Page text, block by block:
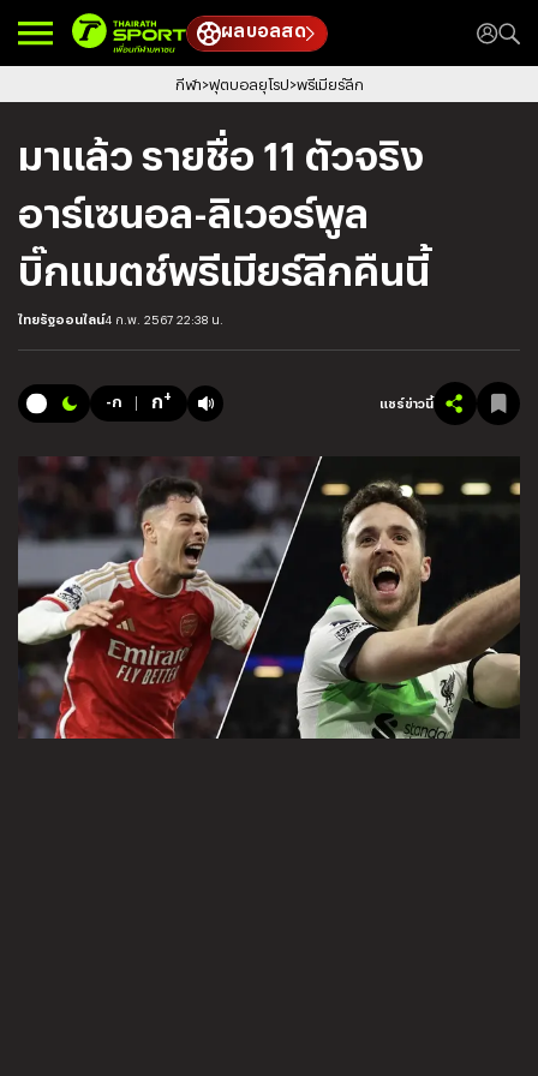
ผลบอลสด
กีฬา ฟุตบอลยุโรป พรีเมียร์ลีก
มาแล้ว รายชื่อ 11 ตัวจริง
อาร์เซนอล-ลิเวอร์พูล
บิ๊กแมตช์พรีเมียร์ลีกคืนนี้
ไทยรัฐออนไลน์4 ก.พ. 2567 22:38 น.
-ก ก+ แชร์ข่าวนี้